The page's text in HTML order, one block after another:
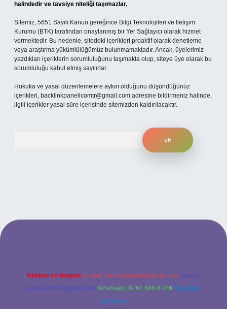
halindedir ve tavsiye niteliği taşımazlar.
Sitemiz, 5651 Sayılı Kanun gereğince Bilgi Teknolojileri ve İletişim
Kurumu (BTK) tarafından onaylanmış bir Yer Sağlayıcı olarak hizmet
vermektedir. Bu nedenle, sitedeki içerikleri proaktif olarak denetleme
veya araştırma yükümlülüğümüz bulunmamaktadır. Ancak, üyelerimiz
yazdıkları içeriklerin sorumluluğunu taşımakta olup, siteye üye olarak bu
sorumluluğu kabul etmiş sayılırlar.
Hukuka ve yasal düzenlemelere aykırı olduğunu düşündüğünüz
içerikleri, backlinkpanelicomtr@gmail.com adresine bildirmeniz halinde,
ilgili içerikler yasal süre içerisinde sitemizden kaldırılacaktır.
bahis sitesi
Reklam ve İletişim: E-mail: backlinkpaneli@gmail.com Teams:
forumhizmeti@gmail.com Whatsapp: 0262 606 0 726 Telegram:
@karabul